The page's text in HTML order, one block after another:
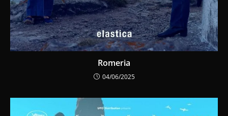
Romeria
04/06/2025